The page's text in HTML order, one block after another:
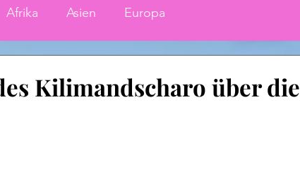
Afrika Asien Europa
Kilimandscharo über die